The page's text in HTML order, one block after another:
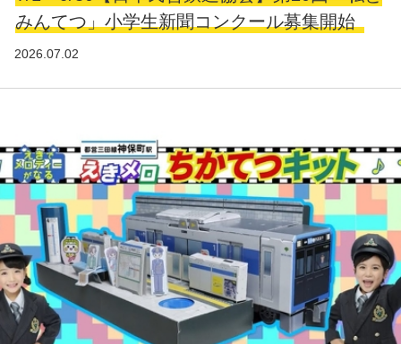
みんてつ」小学生新聞コンクール募集開始
2026.07.02